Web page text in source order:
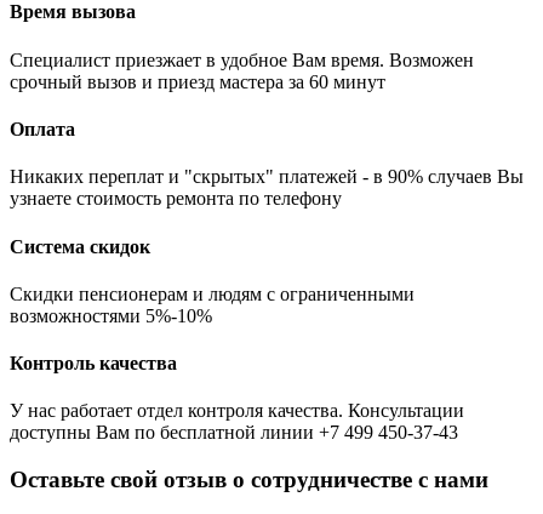
Время вызова
Специалист приезжает в удобное Вам время. Возможен
срочный вызов и приезд мастера за 60 минут
Оплата
Никаких переплат и "скрытых" платежей - в 90% случаев Вы
узнаете стоимость ремонта по телефону
Система скидок
Скидки пенсионерам и людям с ограниченными
возможностями 5%-10%
Контроль качества
У нас работает отдел контроля качества. Консультации
доступны Вам по бесплатной линии +7 499 450-37-43
Оставьте свой отзыв о сотрудничестве с нами